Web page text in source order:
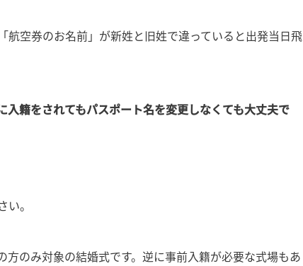
空券のお名前」が新姓と旧姓で違っていると出発当日飛
籍をされてもパスポート名を変更しなくても大丈夫で
。
のみ対象の結婚式です。逆に事前入籍が必要な式場もあ